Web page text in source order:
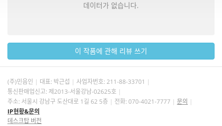
데이터가 없습니다.
이 작품에 관해 리뷰 쓰기
(주)민음인 대표: 박근섭 사업자번호: 211-88-33701
통신판매업신고: 제2013-서울강남-02625호
주소: 서울시 강남구 도산대로 1길 62 5층
전화: 070-4021-7777
문의
IP현황&문의
데스크탑 버전